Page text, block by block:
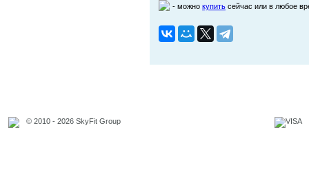
- можно купить сейчас или в любое
© 2010 - 2026 SkyFit Group